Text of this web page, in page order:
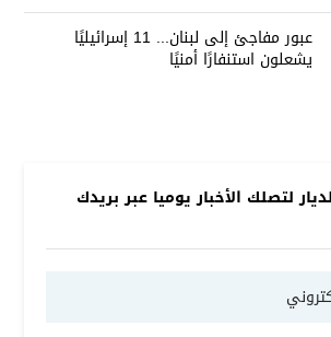
عبور مفاجئ إلى لبنان... 11 إسرائيليًا
يشعلون استنفارًا أمنيًا
لتصلك الأخبار يوميا عبر بريدك